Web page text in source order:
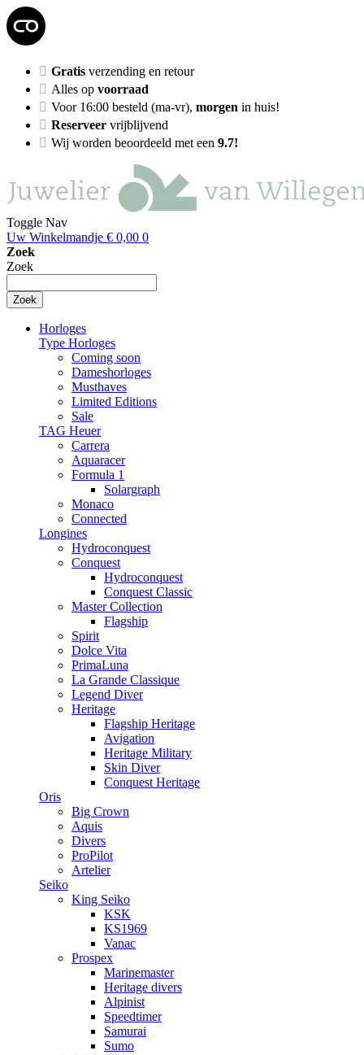
Gratis verzending en retour
Alles op voorraad
Voor 16:00 besteld (ma-vr), morgen in huis!
Reserveer vrijblijvend
Wij worden beoordeeld met een 9.7!
Toggle Nav
Uw Winkelmandje € 0,00 0
Zoek
Zoek
Zoek
Horloges
Type Horloges
Coming soon
Dameshorloges
Musthaves
Limited Editions
Sale
TAG Heuer
Carrera
Aquaracer
Formula 1
Solargraph
Monaco
Connected
Longines
Hydroconquest
Conquest
Hydroconquest
Conquest Classic
Master Collection
Flagship
Spirit
Dolce Vita
PrimaLuna
La Grande Classique
Legend Diver
Heritage
Flagship Heritage
Avigation
Heritage Military
Skin Diver
Conquest Heritage
Oris
Big Crown
Aquis
Divers
ProPilot
Artelier
Seiko
King Seiko
KSK
KS1969
Vanac
Prospex
Marinemaster
Heritage divers
Alpinist
Speedtimer
Samurai
Sumo